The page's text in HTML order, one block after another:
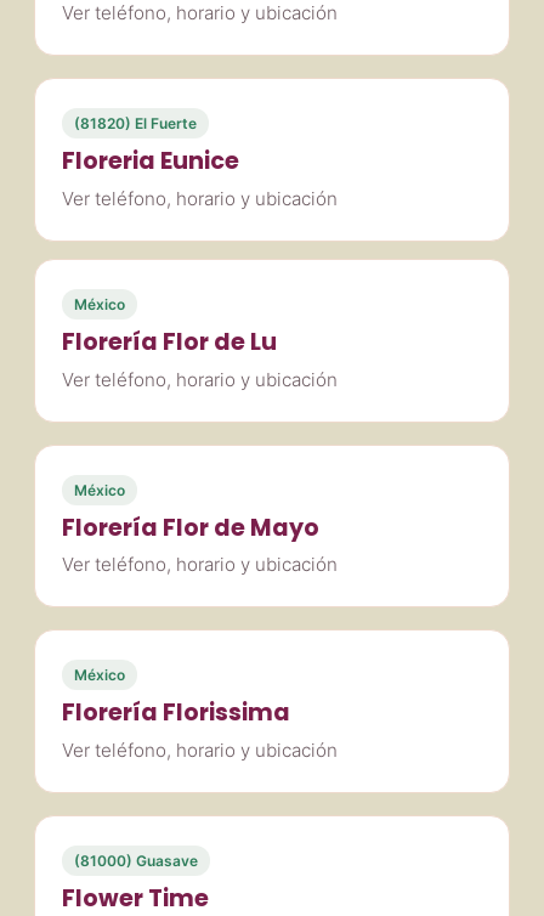
Ver teléfono, horario y ubicación
(81820) El Fuerte
Floreria Eunice
Ver teléfono, horario y ubicación
México
Florería Flor de Lu
Ver teléfono, horario y ubicación
México
Florería Flor de Mayo
Ver teléfono, horario y ubicación
México
Florería Florissima
Ver teléfono, horario y ubicación
(81000) Guasave
Flower Time